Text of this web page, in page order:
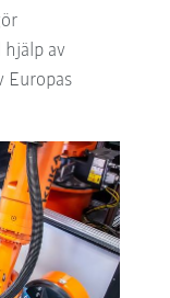
hjälp av
Europas